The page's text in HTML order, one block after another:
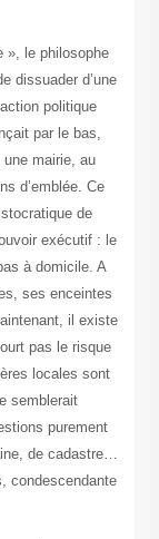
», le philosophe
dissuader d’une
politique
par le bas,
mairie, au
d’emblée. Ce
de
exécutif : le
à domicile. A
ses enceintes
il existe
pas le risque
locales sont
semblerait
purement
de cadastre…
condescendante